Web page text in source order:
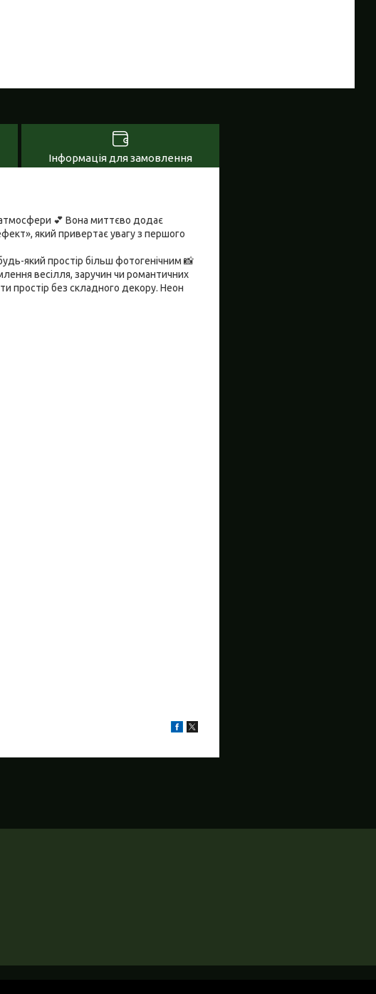
Інформація для замовлення
💕 Вона миттєво додає
який привертає увагу з першого
який простір більш фотогенічним 📸
весілля, заручин чи романтичних
простір без складного декору. Неон